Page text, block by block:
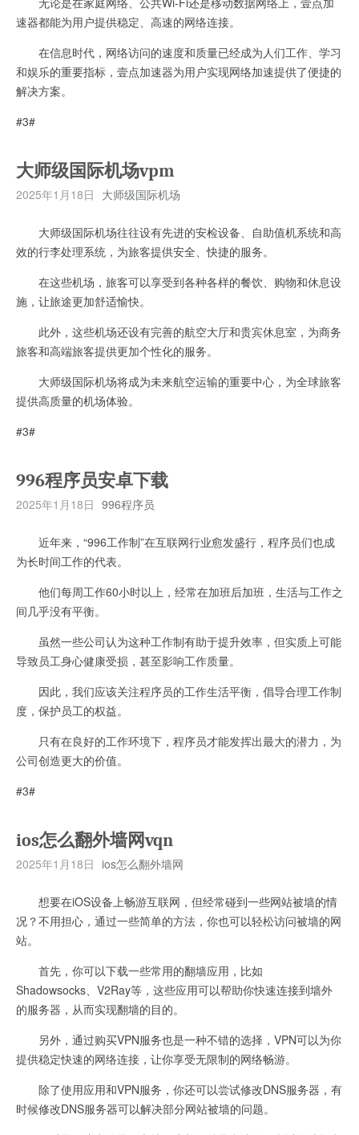
速器都能为用户提供稳定、高速的网络连接。
在信息时代，网络访问的速度和质量已经成为人们工作、学习
和娱乐的重要指标，壹点加速器为用户实现网络加速提供了便捷的
解决方案。
#3#
大师级国际机场vpm
2025年1月18日 大师级国际机场
大师级国际机场往往设有先进的安检设备、自助值机系统和高
效的行李处理系统，为旅客提供安全、快捷的服务。
在这些机场，旅客可以享受到各种各样的餐饮、购物和休息设
施，让旅途更加舒适愉快。
此外，这些机场还设有完善的航空大厅和贵宾休息室，为商务
旅客和高端旅客提供更加个性化的服务。
大师级国际机场将成为未来航空运输的重要中心，为全球旅客
提供高质量的机场体验。
#3#
996程序员安卓下载
2025年1月18日 996程序员
近年来，“996工作制”在互联网行业愈发盛行，程序员们也成
为长时间工作的代表。
他们每周工作60小时以上，经常在加班后加班，生活与工作之
间几乎没有平衡。
虽然一些公司认为这种工作制有助于提升效率，但实质上可能
导致员工身心健康受损，甚至影响工作质量。
因此，我们应该关注程序员的工作生活平衡，倡导合理工作制
度，保护员工的权益。
只有在良好的工作环境下，程序员才能发挥出最大的潜力，为
公司创造更大的价值。
#3#
ios怎么翻外墙网vqn
2025年1月18日 ios怎么翻外墙网
想要在iOS设备上畅游互联网，但经常碰到一些网站被墙的情
况？不用担心，通过一些简单的方法，你也可以轻松访问被墙的网
站。
首先，你可以下载一些常用的翻墙应用，比如
Shadowsocks、V2Ray等，这些应用可以帮助你快速连接到墙外
的服务器，从而实现翻墙的目的。
另外，通过购买VPN服务也是一种不错的选择，VPN可以为你
提供稳定快速的网络连接，让你享受无限制的网络畅游。
除了使用应用和VPN服务，你还可以尝试修改DNS服务器，有
时候修改DNS服务器可以解决部分网站被墙的问题。